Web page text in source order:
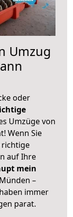
Umzug
oder
Umzüge von
Wenn Sie
richtige
auf Ihre
mein
–
immer
parat.